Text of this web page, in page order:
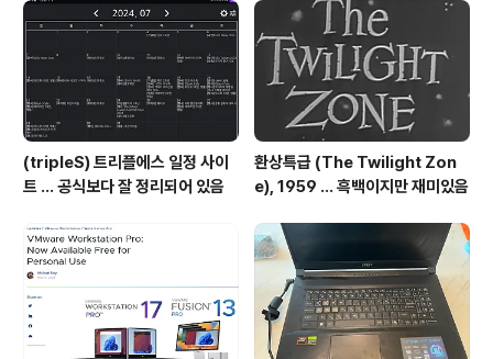
(tripleS) 트리플에스 일정 사이
트 ... 공식보다 잘 정리되어 있음
환상특급 (The Twilight Zon
e), 1959 ... 흑백이지만 재미있음